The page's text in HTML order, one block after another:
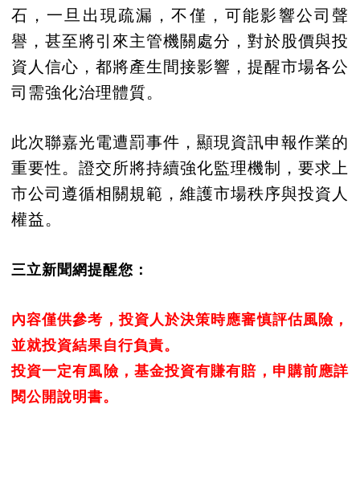
石，一旦出現疏漏，不僅，可能影響公司聲
譽，甚至將引來主管機關處分，對於股價與投
資人信心，都將產生間接影響，提醒市場各公
司需強化治理體質。
此次聯嘉光電遭罰事件，顯現資訊申報作業的
重要性。證交所將持續強化監理機制，要求上
市公司遵循相關規範，維護市場秩序與投資人
權益。
三立新聞網提醒您：
內容僅供參考，投資人於決策時應審慎評估風險，
並就投資結果自行負責。
投資一定有風險，基金投資有賺有賠，申購前應詳
閱公開說明書。